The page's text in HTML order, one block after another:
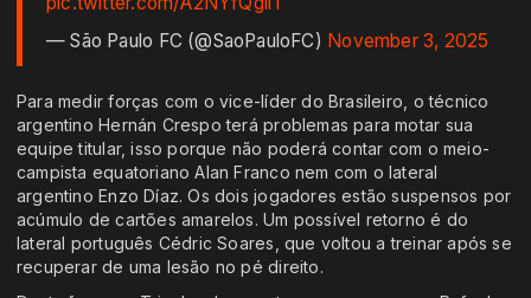
— São Paulo FC (@SaoPauloFC) November 3, 2025
Para medir forças com o vice-líder do Brasileiro, o técnico
argentino Hernán Crespo terá problemas para motar sua
equipe titular, isso porque não poderá contar com o meio-
campista equatoriano Alan Franco nem com o lateral
argentino Enzo Díaz. Os dois jogadores estão suspensos por
acúmulo de cartões amarelos. Um possível retorno é do
lateral português Cédric Soares, que voltou a treinar após se
recuperar de uma lesão no pé direito.